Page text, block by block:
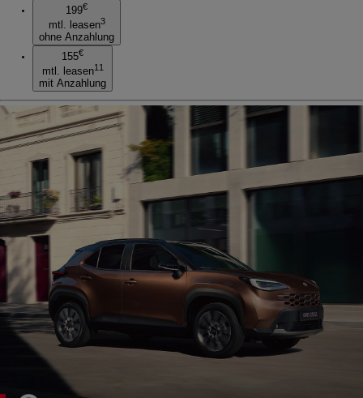
199€
mtl. leasen3
ohne Anzahlung
155€
mtl. leasen11
mit Anzahlung